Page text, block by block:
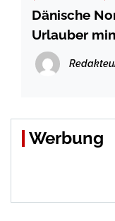
Dänische
Urlauber
Werbung